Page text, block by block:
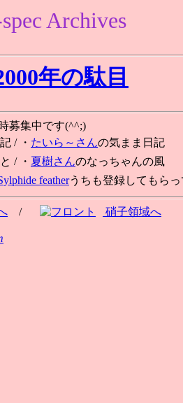
Archives
年の駄目
募集中です(^^;)
/ ・ たいら～さんの気まま日記
/ ・ 夏樹さんのなっちゃんの風
featherうちも登録してもらっ
/
硝子領域へ